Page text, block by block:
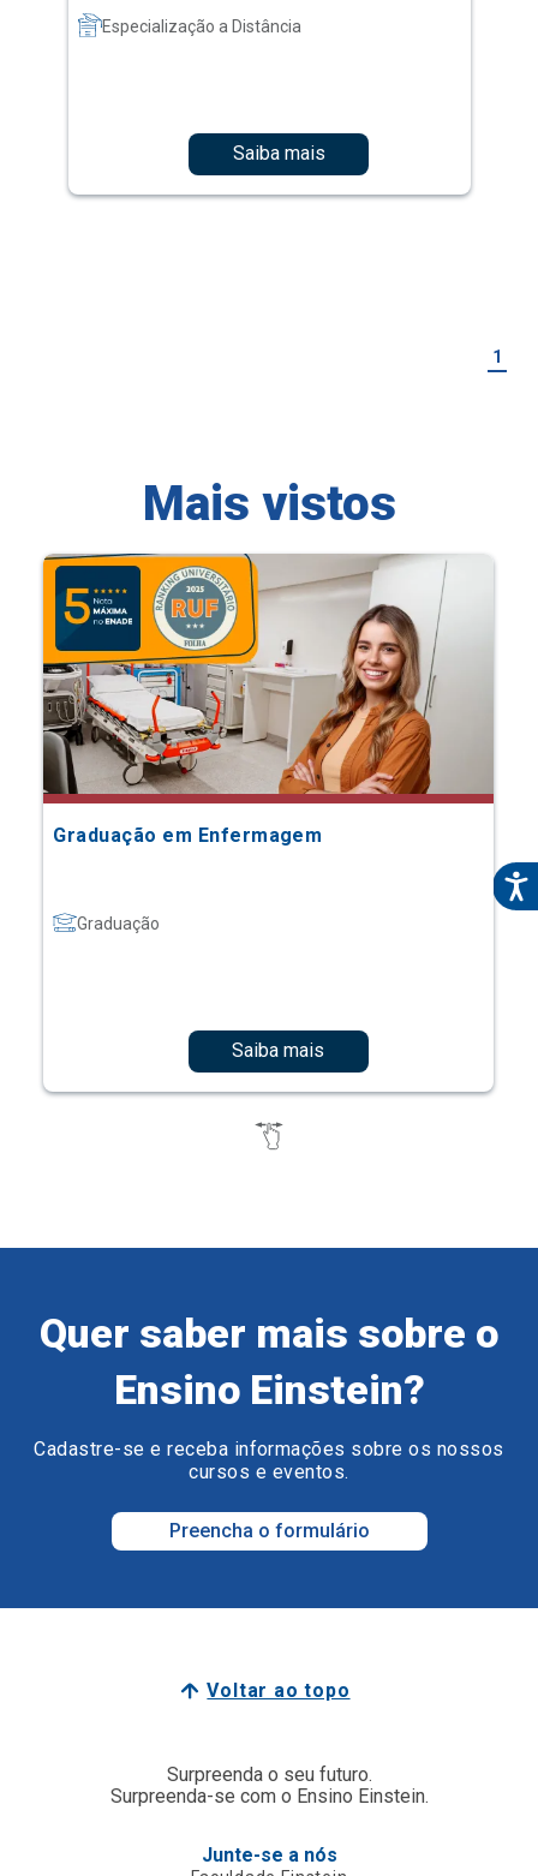
Especialização a Distância
Saiba mais
1
Mais vistos
Graduação em Enfermagem
Graduação
Saiba mais
Quer saber mais sobre o
Ensino Einstein?
Cadastre-se e receba informações sobre os nossos
cursos e eventos.
Preencha o formulário
Voltar ao topo
Surpreenda o seu futuro.
Surpreenda-se com o Ensino Einstein.
Junte-se a nós